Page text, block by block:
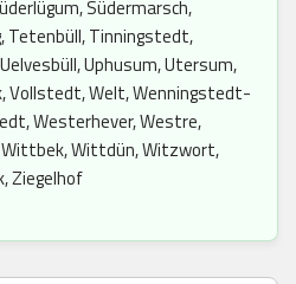
Südermarsch,
Tetenbüll, Tinningstedt,
Uphusum, Utersum,
Vollstedt, Welt, Wenningstedt-
Westerhever, Westre,
Wittdün, Witzwort,
Ziegelhof